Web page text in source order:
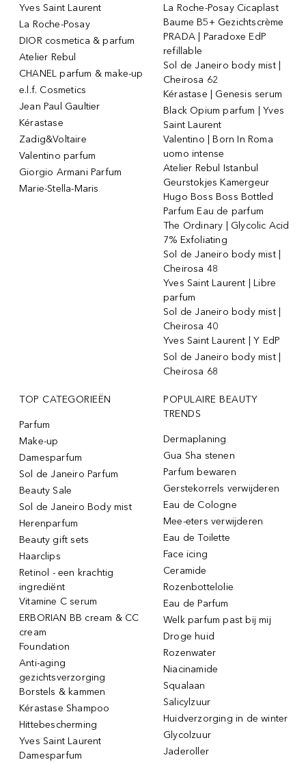
Yves Saint Laurent
La Roche-Posay
DIOR cosmetica & parfum
Atelier Rebul
CHANEL parfum & make-up
e.l.f. Cosmetics
Jean Paul Gaultier
Kérastase
Zadig&Voltaire
Valentino parfum
Giorgio Armani Parfum
Marie-Stella-Maris
La Roche-Posay Cicaplast
Baume B5+ Gezichtscrème
PRADA | Paradoxe EdP
refillable
Sol de Janeiro body mist |
Cheirosa 62
Kérastase | Genesis serum
Black Opium parfum | Yves
Saint Laurent
Valentino | Born In Roma
uomo intense
Atelier Rebul Istanbul
Geurstokjes Kamergeur
Hugo Boss Boss Bottled
Parfum Eau de parfum
The Ordinary | Glycolic Acid
7% Exfoliating
Sol de Janeiro body mist |
Cheirosa 48
Yves Saint Laurent | Libre
parfum
Sol de Janeiro body mist |
Cheirosa 40
Yves Saint Laurent | Y EdP
Sol de Janeiro body mist |
Cheirosa 68
TOP CATEGORIEËN
Parfum
Make-up
Damesparfum
Sol de Janeiro Parfum
Beauty Sale
Sol de Janeiro Body mist
Herenparfum
Beauty gift sets
Haarclips
Retinol - een krachtig
ingrediënt
Vitamine C serum
ERBORIAN BB cream & CC
cream
Foundation
Anti-aging
gezichtsverzorging
Borstels & kammen
Kérastase Shampoo
Hittebescherming
Yves Saint Laurent
Damesparfum
POPULAIRE BEAUTY
TRENDS
Dermaplaning
Gua Sha stenen
Parfum bewaren
Gerstekorrels verwijderen
Eau de Cologne
Mee-eters verwijderen
Eau de Toilette
Face icing
Ceramide
Rozenbottelolie
Eau de Parfum
Welk parfum past bij mij
Droge huid
Rozenwater
Niacinamide
Squalaan
Salicylzuur
Huidverzorging in de winter
Glycolzuur
Jaderoller